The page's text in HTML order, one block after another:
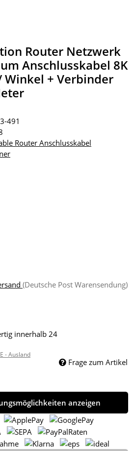
Router Netzwerk
Anschlusskabel 8K
Winkel + Verbinder
491
Router Anschlusskabel
(Deutsche Post Warensendung)
innerhalb 24
- Ausland
Frage zum Artikel
anzeigen